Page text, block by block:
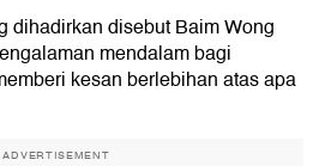
dihadirkan disebut Baim Wong
mendalam bagi
kesan berlebihan atas apa
ADVERTISEMENT